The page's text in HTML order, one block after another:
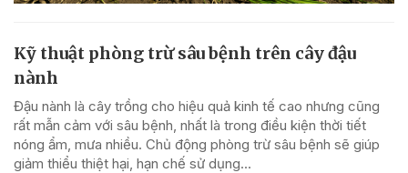
Kỹ thuật phòng trừ sâu bệnh trên cây đậu
nành
Đậu nành là cây trồng cho hiệu quả kinh tế cao nhưng cũng
rất mẫn cảm với sâu bệnh, nhất là trong điều kiện thời tiết
nóng ẩm, mưa nhiều. Chủ động phòng trừ sâu bệnh sẽ giúp
giảm thiểu thiệt hại, hạn chế sử dụng...